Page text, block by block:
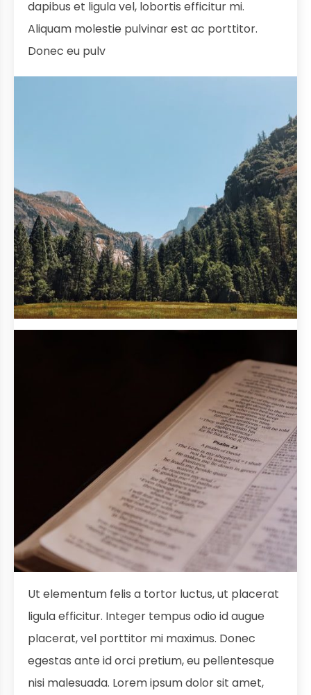
dapibus et ligula vel, lobortis efficitur mi.
Aliquam molestie pulvinar est ac porttitor.
Donec eu pulv
Ut elementum felis a tortor luctus, ut placerat
ligula efficitur. Integer tempus odio id augue
placerat, vel porttitor mi maximus. Donec
egestas ante id orci pretium, eu pellentesque
nisi malesuada. Lorem ipsum dolor sit amet,